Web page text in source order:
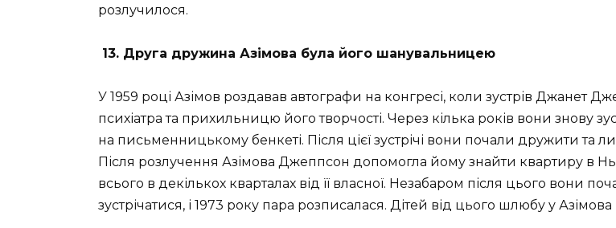
розлучилося.
13. Друга дружина Азімова була його шанувальницею
У 1959 році Азімов роздавав автографи на конгресі, коли зустрів Джанет
психіатра та прихильницю його творчості. Через кілька років вони знову
на письменницькому бенкеті. Після цієї зустрічі вони почали дружити та
Після розлучення Азімова Джеппсон допомогла йому знайти квартиру в
всього в декількох кварталах від її власної. Незабаром після цього вони
зустрічатися, і 1973 року пара розписалася. Дітей від цього шлюбу у Азімова